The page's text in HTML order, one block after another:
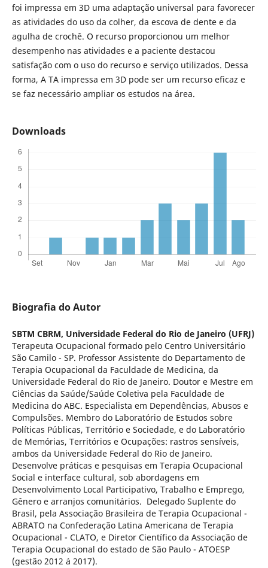
foi impressa em 3D uma adaptação universal para favorecer
as atividades do uso da colher, da escova de dente e da
agulha de crochê. O recurso proporcionou um melhor
desempenho nas atividades e a paciente destacou
satisfação com o uso do recurso e serviço utilizados. Dessa
forma, A TA impressa em 3D pode ser um recurso eficaz e
se faz necessário ampliar os estudos na área.
Downloads
Biografia do Autor
SBTM CBRM, Universidade Federal do Rio de Janeiro (UFRJ)
Terapeuta Ocupacional formado pelo Centro Universitário
São Camilo - SP. Professor Assistente do Departamento de
Terapia Ocupacional da Faculdade de Medicina, da
Universidade Federal do Rio de Janeiro. Doutor e Mestre em
Ciências da Saúde/Saúde Coletiva pela Faculdade de
Medicina do ABC. Especialista em Dependências, Abusos e
Compulsões. Membro do Laboratório de Estudos sobre
Políticas Públicas, Território e Sociedade, e do Laboratório
de Memórias, Territórios e Ocupações: rastros sensíveis,
ambos da Universidade Federal do Rio de Janeiro.
Desenvolve práticas e pesquisas em Terapia Ocupacional
Social e interface cultural, sob abordagens em
Desenvolvimento Local Participativo, Trabalho e Emprego,
Gênero e arranjos comunitários. Delegado Suplente do
Brasil, pela Associação Brasileira de Terapia Ocupacional -
ABRATO na Confederação Latina Americana de Terapia
Ocupacional - CLATO, e Diretor Científico da Associação de
Terapia Ocupacional do estado de São Paulo - ATOESP
(gestão 2012 á 2017).